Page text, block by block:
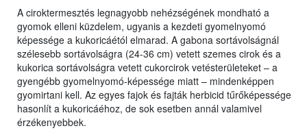
A ciroktermesztés legnagyobb nehézségének mondható a
gyomok elleni küzdelem, ugyanis a kezdeti gyomelnyomó
képessége a kukoricáétól elmarad. A gabona sortávolságnál
szélesebb sortávolságra (24-36 cm) vetett szemes cirok és a
kukorica sortávolságra vetett cukorcirok vetésterületeket – a
gyengébb gyomelnyomó-képessége miatt – mindenképpen
gyomirtani kell. Az egyes fajok és fajták herbicid tűrőképessége
hasonlít a kukoricáéhoz, de sok esetben annál valamivel
érzékenyebbek.